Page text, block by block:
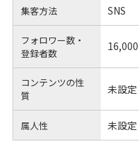
集客方法 SNS
フォロワー数・
登録者数
16,000
コンテンツの性
質
未設定
属人性 未設定